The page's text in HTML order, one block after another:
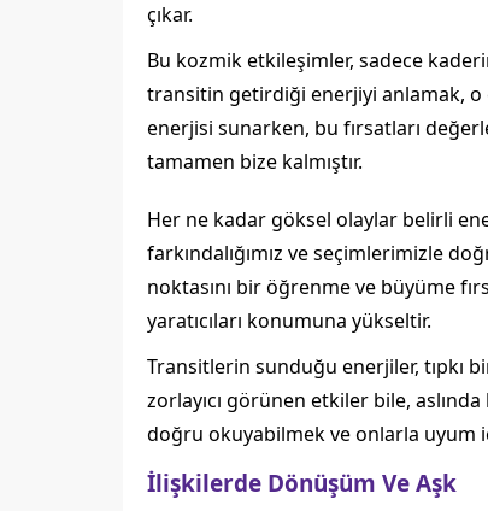
çıkar.
Bu kozmik etkileşimler, sadece
transitin getirdiği enerjiyi anlamak, o
enerjisi sunarken, bu fırsatları
tamamen bize kalmıştır.
Her ne kadar göksel olaylar belirli
farkındalığımız ve seçimlerimizle
noktasını bir öğrenme ve büyüme
yaratıcıları konumuna yükseltir.
Transitlerin sunduğu enerjiler, tıpkı
zorlayıcı görünen etkiler bile,
doğru okuyabilmek ve onlarla uyum
İlişkilerde Dönüşüm Ve Aşk